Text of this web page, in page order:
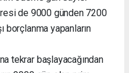
de 9000 günden 7200
borçlanma yapanların
tekrar başlayacağından